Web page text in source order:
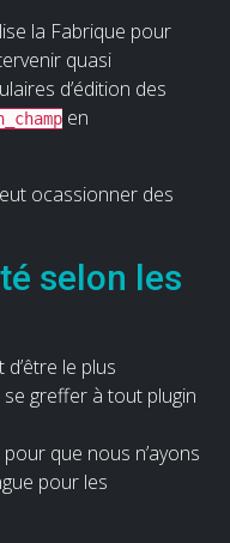
la Fabrique pour
quasi
d’édition des
en
ocassionner des
selon les
le plus
greffer à tout plugin
que nous n’ayons
pour les